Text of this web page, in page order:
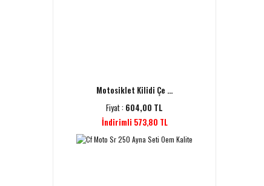
Motosiklet Kilidi Çe ...
Fiyat : 604,00 TL
İndirimli 573,80 TL